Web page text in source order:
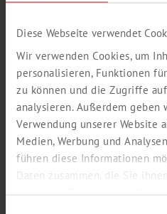
Diese Webseite verwendet
Wir verwenden Cookies, um
personalisieren, Funktionen
zu können und die Zugriffe
analysieren. Außerdem
Verwendung unserer Website
Medien, Werbung und
führen diese Informationen
Daten zusammen, die Sie
die sie im Rahmen Ihrer
Protective aus Nitril sind die
LABSOLUTE®
Schutzanforderungen.
Die Handschuhe mit texturierter
Wert von 1,0 und entsprechen
...
Größe
Menge pro VE